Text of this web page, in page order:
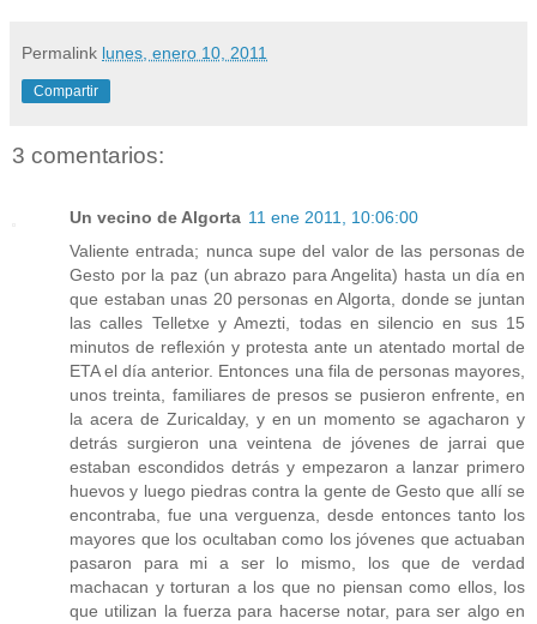
Permalink lunes, enero 10, 2011
Compartir
3 comentarios:
Un vecino de Algorta 11 ene 2011, 10:06:00
Valiente entrada; nunca supe del valor de las personas de
Gesto por la paz (un abrazo para Angelita) hasta un día en
que estaban unas 20 personas en Algorta, donde se juntan
las calles Telletxe y Amezti, todas en silencio en sus 15
minutos de reflexión y protesta ante un atentado mortal de
ETA el día anterior. Entonces una fila de personas mayores,
unos treinta, familiares de presos se pusieron enfrente, en
la acera de Zuricalday, y en un momento se agacharon y
detrás surgieron una veintena de jóvenes de jarrai que
estaban escondidos detrás y empezaron a lanzar primero
huevos y luego piedras contra la gente de Gesto que allí se
encontraba, fue una verguenza, desde entonces tanto los
mayores que los ocultaban como los jóvenes que actuaban
pasaron para mi a ser lo mismo, los que de verdad
machacan y torturan a los que no piensan como ellos, los
que utilizan la fuerza para hacerse notar, para ser algo en